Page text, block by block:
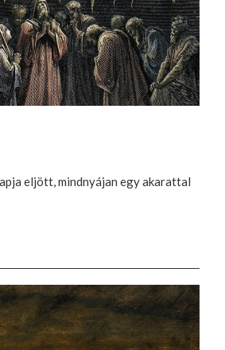
eljött, mindnyájan egy akarattal